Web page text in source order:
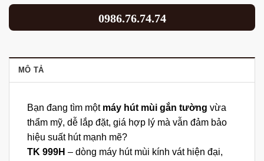
0986.76.74.74
MÔ TẢ
Bạn đang tìm một máy hút mùi gắn tường vừa
thẩm mỹ, dễ lắp đặt, giá hợp lý mà vẫn đảm bảo
hiệu suất hút mạnh mẽ?
TK 999H – dòng máy hút mùi kính vát hiện đại,